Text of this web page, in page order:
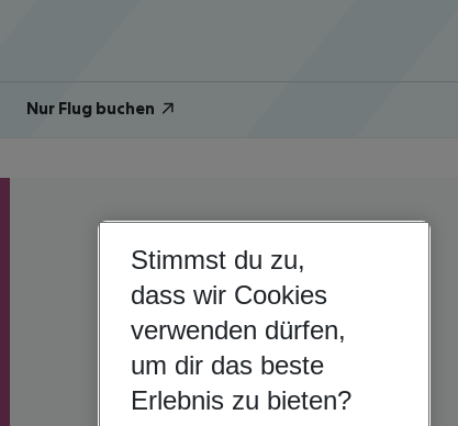
Nur Flug buchen
Stimmst du zu,
dass wir Cookies
verwenden dürfen,
um dir das beste
Erlebnis zu bieten?